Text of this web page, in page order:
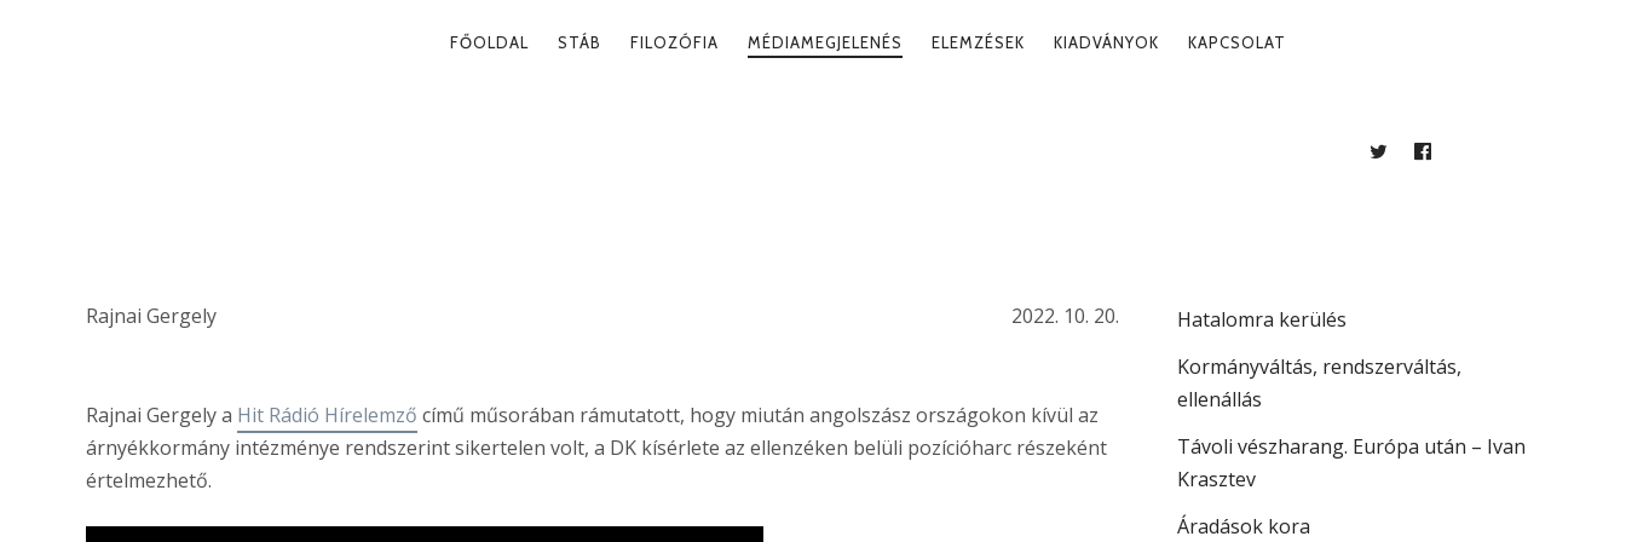
PRIMARY
FŐOLDAL STÁB FILOZÓFIA MÉDIAMEGJELENÉS ELEMZÉSEK KIADVÁNYOK KAPCSOLAT
TWITTERFACEBOOK
Rajnai Gergely 2022. 10. 20.
Rajnai Gergely a Hit Rádió Hírelemző című műsorában rámutatott, hogy miután angolszász országokon kívül az
árnyékkormány intézménye rendszerint sikertelen volt, a DK kísérlete az ellenzéken belüli pozícióharc részeként
értelmezhető.
Hatalomra kerülés
Kormányváltás, rendszerváltás,
ellenállás
Távoli vészharang. Európa után – Ivan
Krasztev
Áradások kora